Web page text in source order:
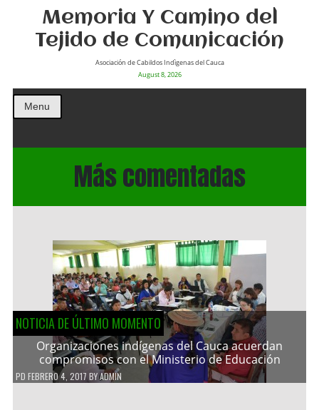
Memoria Y Camino del
Tejido de Comunicación
Asociación de Cabildos Indìgenas del Cauca
August 8, 2026
Menu
Más comentadas
NOTICIA DE ÚLTIMO MOMENTO
Organizaciones indígenas del Cauca acuerdan
compromisos con el Ministerio de Educación
PD FEBRERO 4, 2017 BYADMIN